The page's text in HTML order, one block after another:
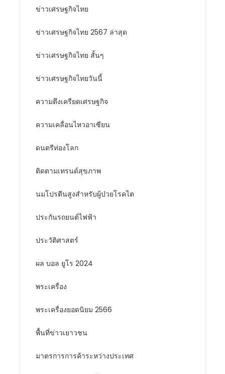
ข่าวเศรษฐกิจไทย
ข่าวเศรษฐกิจไทย 2567 ล่าสุด
ข่าวเศรษฐกิจไทย สั้นๆ
ข่าวเศรษฐกิจไทยวันนี้
ความตึงเครียดเศรษฐกิจ
ความเคลื่อนไหวอาเซียน
ดนตรีท่องโลก
ติดตามเทรนด์สุขภาพ
นมโปรตีนสูงสำหรับผู้ป่วยโรคไต
ประกันรถยนต์ไฟฟ้า
ประวัติศาสตร์
ผล บอล ยูโร 2024
พระเครื่อง
พระเครื่องยอดนิยม 2566
พื้นที่ข่าวเยาวชน
มาตรการการค้าระหว่างประเทศ